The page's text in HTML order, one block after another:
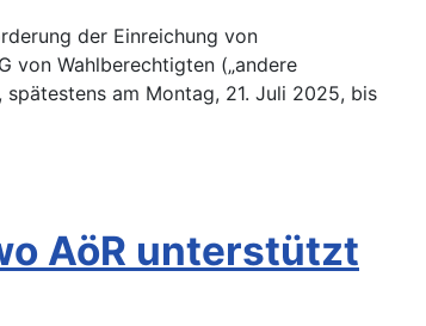
der Einreichung von
von Wahlberechtigten („andere
am Montag, 21. Juli 2025, bis
AöR unterstützt